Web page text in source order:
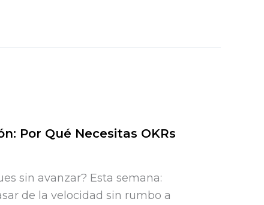
Por Qué Necesitas OKRs
sin avanzar? Esta semana:
de la velocidad sin rumbo a